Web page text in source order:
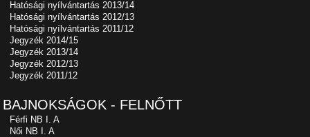
Hatósági nyílvántartás 2013/14
Hatósági nyílvántartás 2012/13
Hatósági nyílvántartás 2011/12
Jegyzék 2014/15
Jegyzék 2013/14
Jegyzék 2012/13
Jegyzék 2011/12
BAJNOKSÁGOK - FELNŐTT
Férfi NB I. A
Női NB I. A